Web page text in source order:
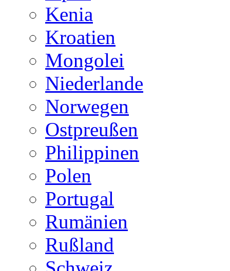
Kenia
Kroatien
Mongolei
Niederlande
Norwegen
Ostpreußen
Philippinen
Polen
Portugal
Rumänien
Rußland